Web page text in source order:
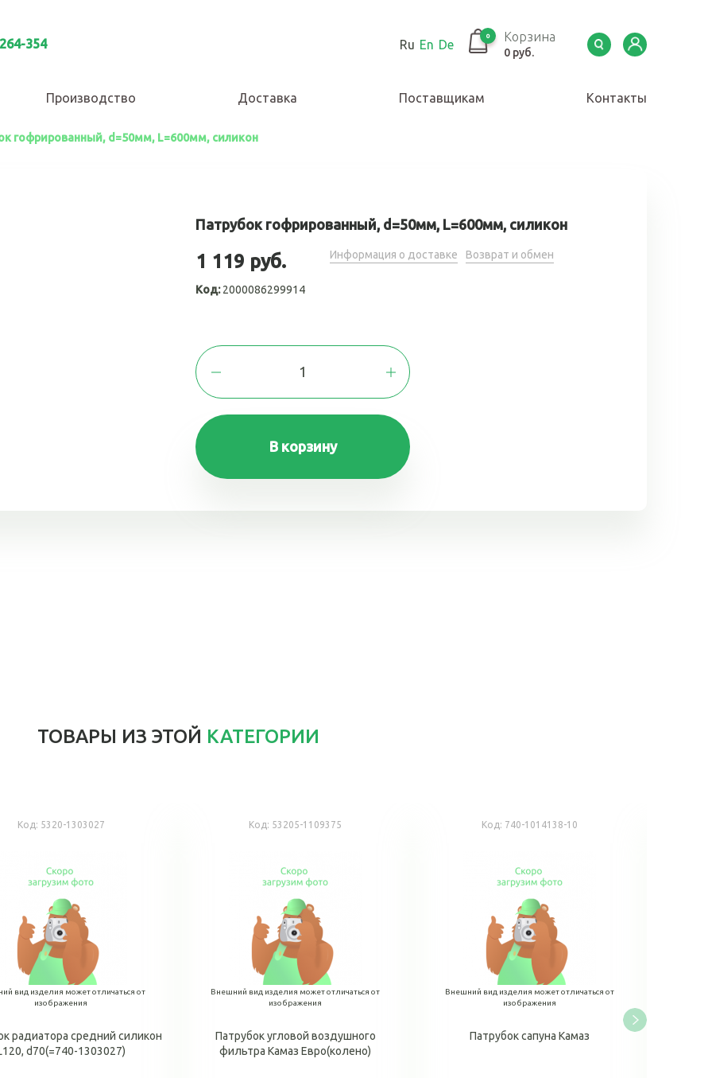
354 Ru En De
0 Корзина
0 руб.
Производство Доставка Поставщикам Контакты
гофрированный, d=50мм, L=600мм, силикон
Патрубок гофрированный, d=50мм, L=600мм, силикон
1 119 руб.
Код:2000086299914
Информация о доставке Возврат и обмен
В корзину
ТОВАРЫ ИЗ ЭТОЙ КАТЕГОРИИ
Код: 5320-1303027
вид изделия может отличаться от
изображения
радиатора средний силикон
d70(=740-1303027)
Код: 53205-1109375
Внешний вид изделия может отличаться от
изображения
Патрубок угловой воздушного
фильтра Камаз Евро(колено)
Код: 740-1014138-10
Внешний вид изделия может отличаться от
изображения
Патрубок сапуна Камаз